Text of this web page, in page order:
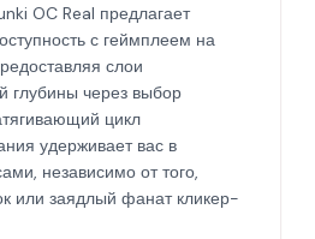
OC Real предлагает
с геймплеем на
слои
глубины через выбор
цикл
удерживает вас в
независимо от того,
или заядлый фанат кликер-